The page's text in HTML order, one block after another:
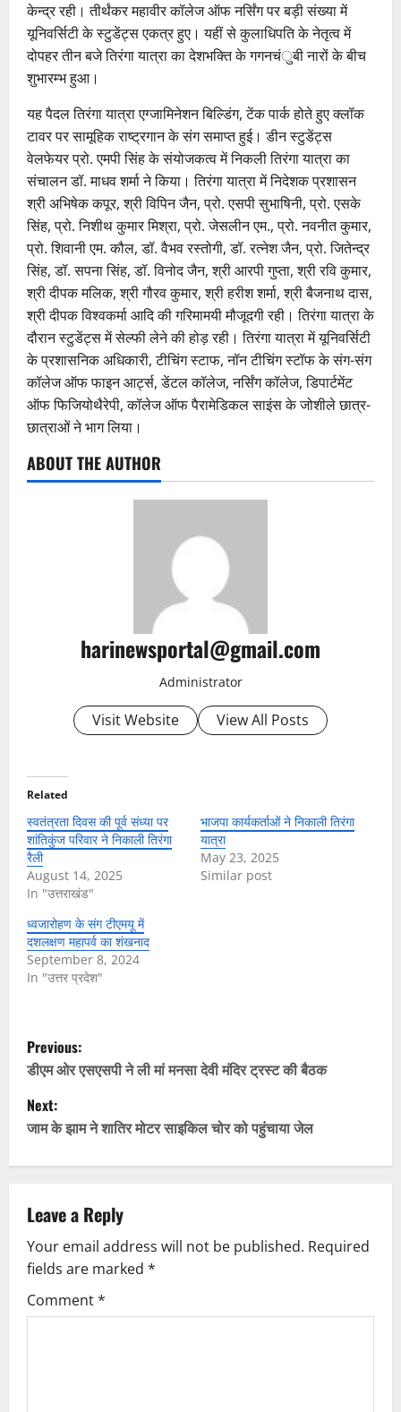
केन्द्र रही। तीर्थंकर महावीर कॉलेज ऑफ नर्सिंग पर बड़ी संख्या में
यूनिवर्सिटी के स्टुडेंट्स एकत्र हुए। यहीं से कुलाधिपति के नेतृत्व में
दोपहर तीन बजे तिरंगा यात्रा का देशभक्ति के गगनचंुबी नारों के बीच
शुभारम्भ हुआ।
यह पैदल तिरंगा यात्रा एग्जामिनेशन बिल्डिंग, टेंक पार्क होते हुए क्लॉक
टावर पर सामूहिक राष्ट्रगान के संग समाप्त हुई। डीन स्टुडेंट्स
वेलफेयर प्रो. एमपी सिंह के संयोजकत्व में निकली तिरंगा यात्रा का
संचालन डॉ. माधव शर्मा ने किया। तिरंगा यात्रा में निदेशक प्रशासन
श्री अभिषेक कपूर, श्री विपिन जैन, प्रो. एसपी सुभाषिनी, प्रो. एसके
सिंह, प्रो. निशीथ कुमार मिश्रा, प्रो. जेसलीन एम., प्रो. नवनीत कुमार,
प्रो. शिवानी एम. कौल, डॉ. वैभव रस्तोगी, डॉ. रत्नेश जैन, प्रो. जितेन्द्र
सिंह, डॉ. सपना सिंह, डॉ. विनोद जैन, श्री आरपी गुप्ता, श्री रवि कुमार,
श्री दीपक मलिक, श्री गौरव कुमार, श्री हरीश शर्मा, श्री बैजनाथ दास,
श्री दीपक विश्वकर्मा आदि की गरिमामयी मौजूदगी रही। तिरंगा यात्रा के
दौरान स्टुडेंट्स में सेल्फी लेने की होड़ रही। तिरंगा यात्रा में यूनिवर्सिटी
के प्रशासनिक अधिकारी, टीचिंग स्टाफ, नॉन टीचिंग स्टॉफ के संग-संग
कॉलेज ऑफ फाइन आर्ट्स, डेंटल कॉलेज, नर्सिंग कॉलेज, डिपार्टमेंट
ऑफ फिजियोथैरेपी, कॉलेज ऑफ पैरामेडिकल साइंस के जोशीले छात्र-
छात्राओं ने भाग लिया।
ABOUT THE AUTHOR
harinewsportal@gmail.com
Administrator
Visit Website View All Posts
Related
स्वतंत्रता दिवस की पूर्व संध्या पर
शांतिकुंज परिवार ने निकाली तिरंगा
रैली
August 14, 2025
In "उत्तराखंड"
भाजपा कार्यकर्ताओं ने निकाली तिरंगा
यात्रा
May 23, 2025
Similar post
ध्वजारोहण के संग टीएमयू में
दशलक्षण महापर्व का शंखनाद
September 8, 2024
In "उत्तर प्रदेश"
P
o
s
a
v
i
Previous:
डीएम ओर एसएसपी ने ली मां मनसा देवी मंदिर ट्रस्ट की बैठक
Next:
जाम के झाम ने शातिर मोटर साइकिल चोर को पहुंचाया जेल
Leave a Reply
Your email address will not be published. Required
fields are marked *
Comment*